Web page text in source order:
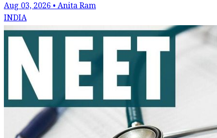
Aug 03, 2026 • Anita Ram
INDIA